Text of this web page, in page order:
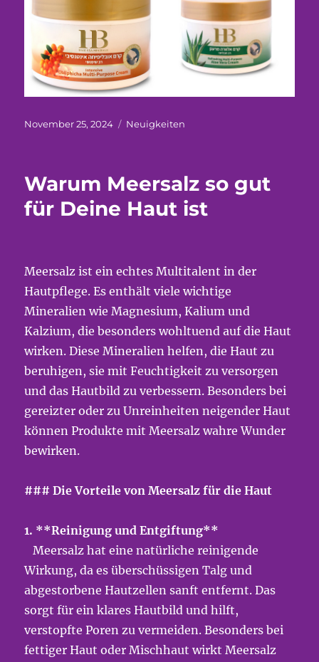
Veröffentlicht
November 25, 2024 Kategorien
Neuigkeiten
Warum Meersalz so gut
für Deine Haut ist
Meersalz ist ein echtes Multitalent in der
Hautpflege. Es enthält viele wichtige
Mineralien wie Magnesium, Kalium und
Kalzium, die besonders wohltuend auf die Haut
wirken. Diese Mineralien helfen, die Haut zu
beruhigen, sie mit Feuchtigkeit zu versorgen
und das Hautbild zu verbessern. Besonders bei
gereizter oder zu Unreinheiten neigender Haut
können Produkte mit Meersalz wahre Wunder
bewirken.
### Die Vorteile von Meersalz für die Haut
1. **Reinigung und Entgiftung**
Meersalz hat eine natürliche reinigende
Wirkung, da es überschüssigen Talg und
abgestorbene Hautzellen sanft entfernt. Das
sorgt für ein klares Hautbild und hilft,
verstopfte Poren zu vermeiden. Besonders bei
fettiger Haut oder Mischhaut wirkt Meersalz